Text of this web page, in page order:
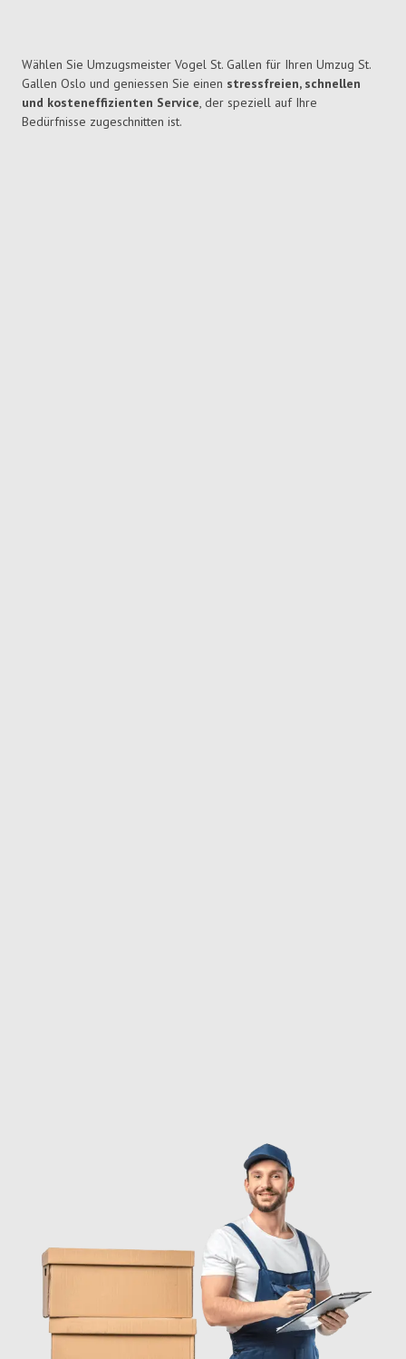
Wählen Sie Umzugsmeister Vogel St. Gallen für Ihren Umzug St.
Gallen Oslo und geniessen Sie einen stressfreien, schnellen
und kosteneffizienten Service, der speziell auf Ihre
Bedürfnisse zugeschnitten ist.